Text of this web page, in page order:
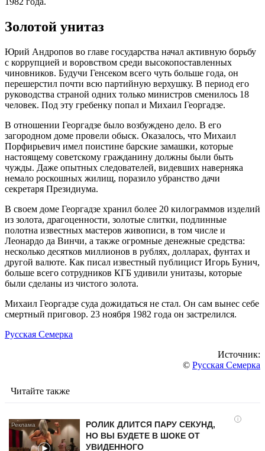
Золотой унитаз
Юрий Андропов во главе государства начал активную борьбу
с коррупцией и воровством среди высокопоставленных
чиновников. Будучи Генсеком всего чуть больше года, он
перешерстил почти всю партийную верхушку. В период его
руководства страной одних только министров сменилось 18
человек. Под эту гребенку попал и Михаил Георгадзе.
В отношении Георгадзе было возбуждено дело. В его
загородном доме провели обыск. Оказалось, что Михаил
Порфирьевич имел поистине барские замашки, которые
настоящему советскому гражданину должны были быть
чужды. Даже опытных следователей, видевших наверняка
немало роскошных жилищ, поразило убранство дачи
секретаря Президиума.
В своем доме Георгадзе хранил более 20 килограммов изделий
из золота, драгоценности, золотые слитки, подлинные
полотна известных мастеров живописи, в том числе и
Леонардо да Винчи, а также огромные денежные средства:
несколько десятков миллионов в рублях, долларах, фунтах и
другой валюте. Как писал известный публицист Игорь Бунич,
больше всего сотрудников КГБ удивили унитазы, которые
были сделаны из чистого золота.
Михаил Георгадзе суда дожидаться не стал. Он сам вынес себе
смертный приговор. 23 ноября 1982 года он застрелился.
Русская Семерка
Источник:
© Русская Семерка
Читайте также
i
РОЛИК ДЛИТСЯ ПАРУ СЕКУНД,
НО ВЫ БУДЕТЕ В ШОКЕ ОТ
УВИДЕННОГО